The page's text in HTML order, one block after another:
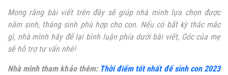
Mong rằng bài viết trên đây sẽ giúp nhà mình lựa chọn được
năm sinh, tháng sinh phù hợp cho con. Nếu có bất kỳ thắc mắc
gì, nhà mình hãy để lại bình luận phía dưới bài viết, Góc của mẹ
sẽ hỗ trợ tư vấn nhé!
Nhà mình tham khảo thêm: Thời điểm tốt nhất để sinh con 2023